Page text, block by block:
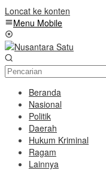
Loncat ke konten
Menu Mobile
Beranda
Nasional
Politik
Daerah
Hukum Kriminal
Ragam
Lainnya